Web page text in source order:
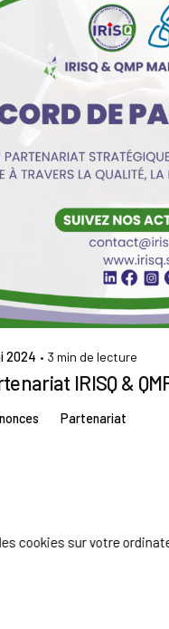
Admin IRISQ
2024 3 min de lecture
IRISQ &
Partenariat
cookies sur votre